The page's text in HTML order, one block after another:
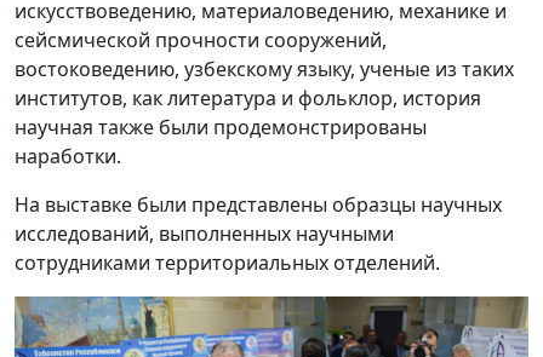
искусствоведению, материаловедению, механике и
сейсмической прочности сооружений,
востоковедению, узбекскому языку, ученые из таких
институтов, как литература и фольклор, история
научная также были продемонстрированы
наработки.
На выставке были представлены образцы научных
исследований, выполненных научными
сотрудниками территориальных отделений.